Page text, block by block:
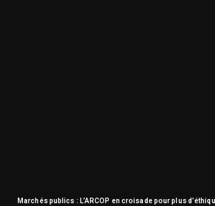
Marchés publics : L’ARCOP en croisade pour plus